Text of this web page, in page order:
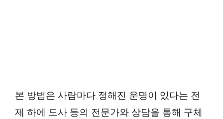
본 방법은 사람마다 정해진 운명이 있다는 전
제 하에 도사 등의 전문가와 상담을 통해 구체